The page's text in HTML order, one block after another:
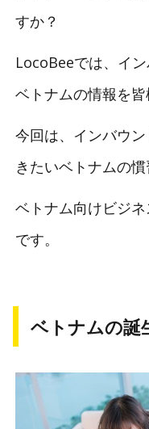
すか？
LocoBeeでは、イ
ベトナムの情報を皆
今回は、インバウ
きたいベトナムの慣
ベトナム向けビジ
です。
ベトナムの誕